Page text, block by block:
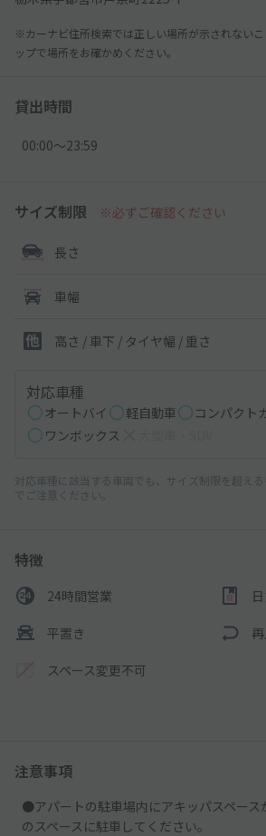
※カーナビ住所検索では正しい場所が示されない
ップで場所をお確かめください。
貸出時間
00:00〜23:59
サイズ制限 ※必ずご確認ください
長さ
車幅
高さ / 車下 / タイヤ幅 / 重さ
対応車種
オートバイ 軽自動車 コンパクト
ワンボックス
対応車種に該当する車両でも、サイズ制限を超え
でご注意ください。
特徴
24時間営業
平置き
スペース変更不可
注意事項
●アパートの駐車場内にアキッパスペース
のスペースに駐車してください。